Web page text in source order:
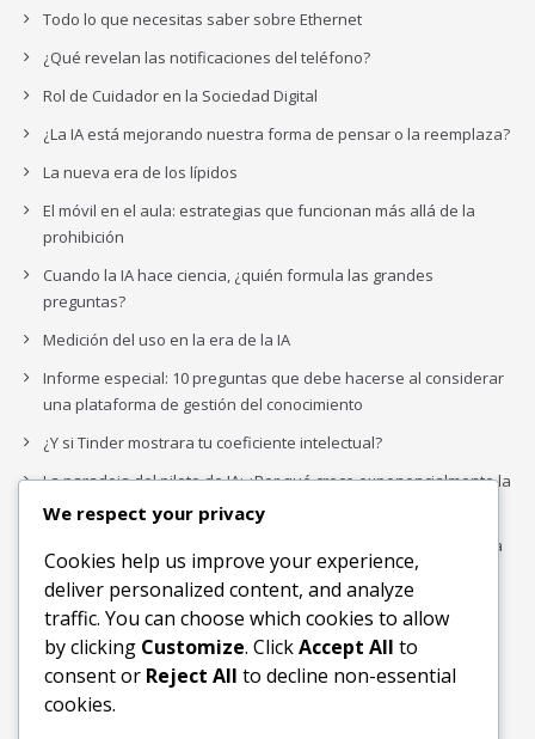
Todo lo que necesitas saber sobre Ethernet
¿Qué revelan las notificaciones del teléfono?
Rol de Cuidador en la Sociedad Digital
¿La IA está mejorando nuestra forma de pensar o la reemplaza?
La nueva era de los lípidos
El móvil en el aula: estrategias que funcionan más allá de la
prohibición
Cuando la IA hace ciencia, ¿quién formula las grandes
preguntas?
Medición del uso en la era de la IA
Informe especial: 10 preguntas que debe hacerse al considerar
una plataforma de gestión del conocimiento
¿Y si Tinder mostrara tu coeficiente intelectual?
La paradoja del piloto de IA: ¿Por qué crece exponencialmente la
complejidad de la IA empresarial?
Los organigramas de marketing se crearon para los canales. La
IA acaba de dejarlos obsoletos.
Buscar
Buscar
We respect your privacy
Cookies help us improve your experience,
deliver personalized content, and analyze
traffic. You can choose which cookies to allow
by clicking Customize. ClickAccept All to
consent or Reject All to decline non-essential
cookies.